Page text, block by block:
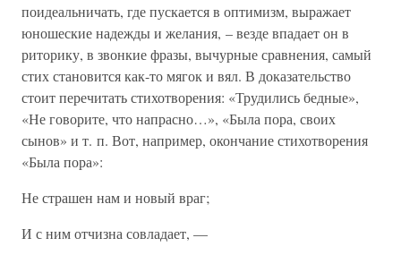
поидеальничать, где пускается в оптимизм, выражает
юношеские надежды и желания, – везде впадает он в
риторику, в звонкие фразы, вычурные сравнения, самый
стих становится как-то мягок и вял. В доказательство
стоит перечитать стихотворения: «Трудились бедные»,
«Не говорите, что напрасно…», «Была пора, своих
сынов» и т. п. Вот, например, окончание стихотворения
«Была пора»:
Не страшен нам и новый враг;
И с ним отчизна совладает, —